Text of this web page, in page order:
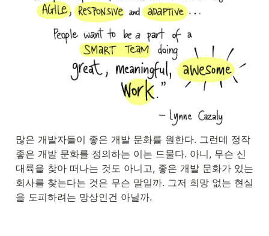
많은 개발자들이 좋은 개발 문화를 원한다. 그런데 정작
좋은 개발 문화를 정의하는 이는 드물다. 아니, 무슨 신
대륙을 찾아 떠나는 것도 아니고, 좋은 개발 문화가 있는
회사를 찾는다는 것은 무슨 말일까. 그저 희망 없는 현실
을 도피하려는 망상인건 아닐까.